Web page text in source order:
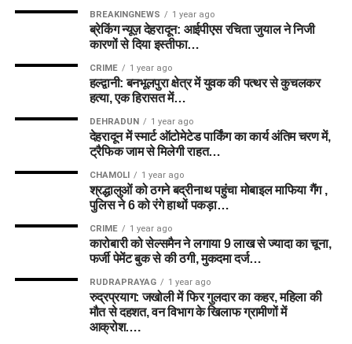
BREAKINGNEWS 1 year ago
ब्रेकिंग न्यूज़ देहरादून: आईपीएस रचिता जुयाल ने निजी
कारणों से दिया इस्तीफा…
CRIME 1 year ago
हल्द्वानी: बनभूलपुरा क्षेत्र में युवक की पत्थर से कुचलकर
हत्या, एक हिरासत में…
DEHRADUN 1 year ago
देहरादून में स्मार्ट ऑटोमेटेड पार्किंग का कार्य अंतिम चरण में,
ट्रैफिक जाम से मिलेगी राहत…
CHAMOLI 1 year ago
श्रद्धालुओं को ठगने बद्रीनाथ पहुंचा मोबाइल माफिया गैंग ,
पुलिस ने 6 को रंगे हाथों पकड़ा…
CRIME 1 year ago
कारोबारी को सेल्समैन ने लगाया 9 लाख से ज्यादा का चूना,
फर्जी पेमेंट बुक से की ठगी, मुकदमा दर्ज…
RUDRAPRAYAG 1 year ago
रुद्रप्रयाग: जखोली में फिर गुलदार का कहर, महिला की
मौत से दहशत, वन विभाग के खिलाफ ग्रामीणों में
आक्रोश….